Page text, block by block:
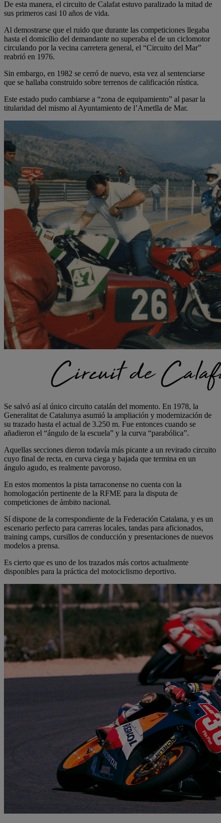
De esta manera, el circuito de Calafat estuvo paralizado la mitad de
sus primeros casi 10 años de vida.
Al demostrarse que el ruido que durante las competiciones llegaba
hasta el domicilio del demandante no superaba el de un ciclomotor
circulando por la vecina carretera general, el “Circuito del Mar”
reabrió en 1976.
Sin embargo, en 1982 se cerró de nuevo, esta vez al sentenciarse
que se hallaba construido sobre terrenos de calificación rústica.
Este estado pudo cambiarse a “zona de equipamiento” al pasar la
titularidad del mismo al Ayuntamiento de l’Ametlla de Mar.
Se salvó así al único circuito catalán del momento. En 1978, la
Generalitat de Catalunya asumió la ampliación y modernización de
su trazado hasta el actual de 3.250 m. Fue entonces cuando se
añadieron el “ángulo de la escuela” y la curva “parabólica”.
Aquellas secciones dieron todavía más picante a un revirado circuito
cuyo final de recta, en curva ciega y bajada que termina en un
ángulo agudo, es realmente pavoroso.
En estos momentos la pista tarraconense no cuenta con la
homologación pertinente de la RFME para la disputa de
competiciones de ámbito nacional.
Sí dispone de la correspondiente de la Federación Catalana, y es un
escenario perfecto para carreras locales, tandas para aficionados,
training camps, cursillos de conducción y presentaciones de nuevos
modelos a prensa.
Es cierto que es uno de los trazados más cortos actualmente
disponibles para la práctica del motociclismo deportivo.